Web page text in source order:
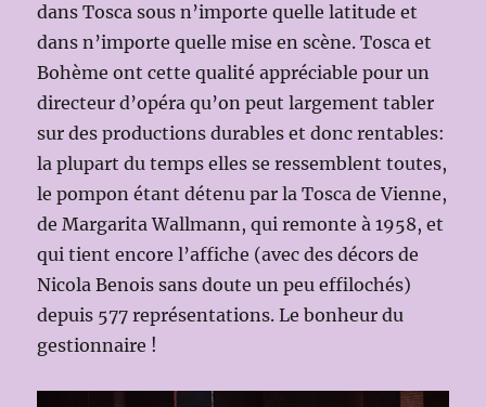
dans Tosca sous n’importe quelle latitude et
dans n’importe quelle mise en scène. Tosca et
Bohème ont cette qualité appréciable pour un
directeur d’opéra qu’on peut largement tabler
sur des productions durables et donc rentables:
la plupart du temps elles se ressemblent toutes,
le pompon étant détenu par la Tosca de Vienne,
de Margarita Wallmann, qui remonte à 1958, et
qui tient encore l’affiche (avec des décors de
Nicola Benois sans doute un peu effilochés)
depuis 577 représentations. Le bonheur du
gestionnaire !